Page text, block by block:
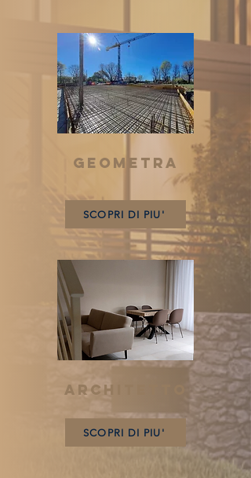
GEOMETRA
SCOPRI DI PIU'
ARCHITETTO
SCOPRI DI PIU'